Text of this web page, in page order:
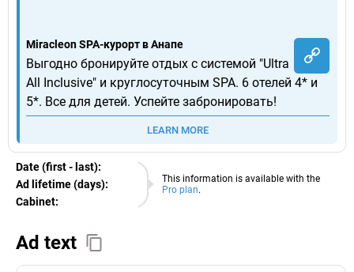
Miracleon SPA-курорт в Анапе
Выгодно бронируйте отдых с системой "Ultra
All Inclusive" и круглосуточным SPA. 6 отелей 4* и
5*. Все для детей. Успейте забронировать!
LEARN MORE
This information is available with the
Pro plan.
Date (first - last):
09.08.2026
Ad lifetime (days):
Cabinet:
EURO
Ad text